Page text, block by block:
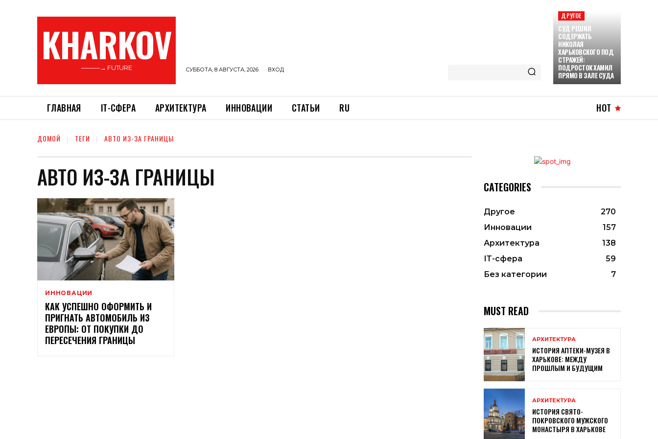
KHARKOV
———→ FUTURE СУББОТА, 8 АВГУСТА, 2026 ВХОД
ДРУГОЕ
СУД РЕШИЛ
СОДЕРЖАТЬ
НИКОЛАЯ
ХАРЬКОВСКОГО ПОД
СТРАЖЕЙ:
ПОДРОСТОК ХАМИЛ
ПРЯМО В ЗАЛЕ СУДА
ГЛАВНАЯ ІТ-СФЕРА АРХИТЕКТУРА ИННОВАЦИИ СТАТЬИ RU HOT
ДОМОЙ ТЕГИ АВТО ИЗ-ЗА ГРАНИЦЫ
АВТО ИЗ-ЗА ГРАНИЦЫ
ИННОВАЦИИ
КАК УСПЕШНО ОФОРМИТЬ И
ПРИГНАТЬ АВТОМОБИЛЬ ИЗ
ЕВРОПЫ: ОТ ПОКУПКИ ДО
ПЕРЕСЕЧЕНИЯ ГРАНИЦЫ
CATEGORIES
Другое
270
Инновации
157
Архитектура
138
ІТ-сфера
59
Без категории
7
MUST READ
АРХИТЕКТУРА
ИСТОРИЯ АПТЕКИ-МУЗЕЯ В
ХАРЬКОВЕ: МЕЖДУ
ПРОШЛЫМ И БУДУЩИМ
АРХИТЕКТУРА
ИСТОРИЯ СВЯТО-
ПОКРОВСКОГО МУЖСКОГО
МОНАСТЫРЯ В ХАРЬКОВЕ